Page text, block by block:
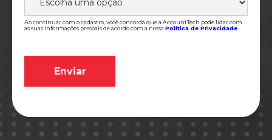
Ao continuar com o cadastro, você concorda que a AccountTech pode lidar com
as suas informações pessoais de acordo com a nossa Política de Privacidade